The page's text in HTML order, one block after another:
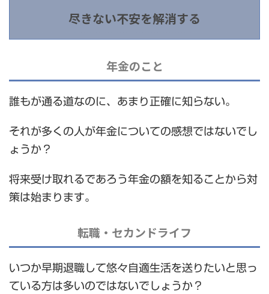
尽きない不安を解消する
年金のこと
誰もが通る道なのに、あまり正確に知らない。
それが多くの人が年金についての感想ではないでし
ょうか？
将来受け取れるであろう年金の額を知ることから対
策は始まります。
転職・セカンドライフ
いつか早期退職して悠々自適生活を送りたいと思っ
ている方は多いのではないでしょうか？